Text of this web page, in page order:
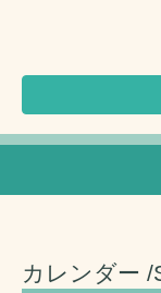
カレンダー /